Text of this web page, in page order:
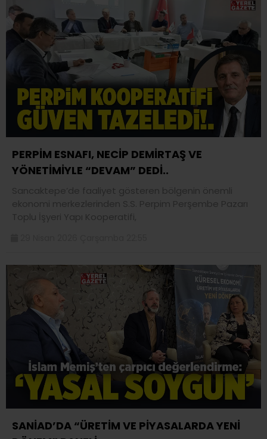
PERPİM ESNAFI, NECİP DEMİRTAŞ VE
YÖNETİMİYLE “DEVAM” DEDİ..
Sancaktepe’de faaliyet gösteren bölgenin önemli
ekonomi merkezlerinden S.S. Perpim Perşembe Pazarı
Toplu İşyeri Yapı Kooperatifi,
SANİAD’DA “ÜRETİM VE PİYASALARDA YENİ